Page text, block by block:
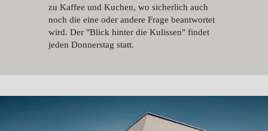
zu Kaffee und Kuchen, wo sicherlich auch
noch die eine oder andere Frage beantwortet
wird. Der "Blick hinter die Kulissen" findet
jeden Donnerstag statt.